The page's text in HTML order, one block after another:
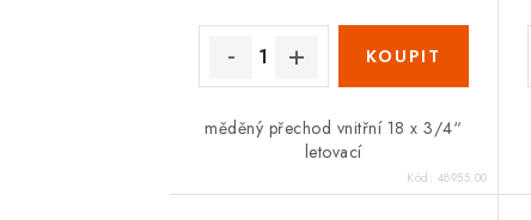
měděný přechod vnitřní 18 x 3/4“
letovací
Kód: 48955.00